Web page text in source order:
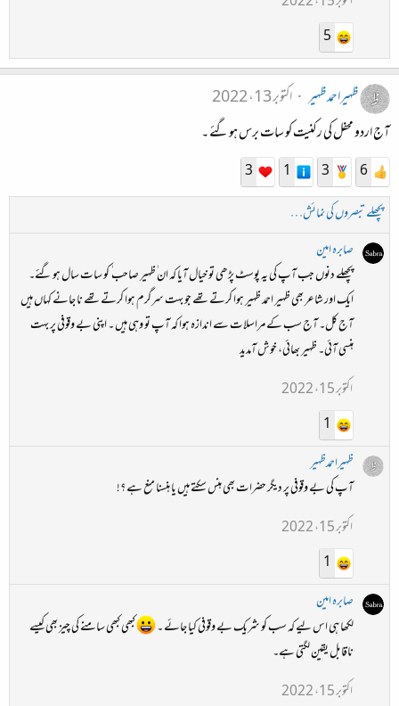
5
ظہیراحمدظہیر
اکتوبر 13، 2022
آج اردو محفل کی رکنیت کو سات برس ہوگئے ۔
6
3
1
3
پچھلے تبصروں کی نمائش…
صابرہ امین
پچھلے دنوں جب آپ کی یہ پوسٹ پڑھی تو خیال آیا کہ ان ٰظہیر صاحب ٰ کو سات سال ہو گئے۔
ایک اور شاعر بھی ظہیر احمد ظہیر ہوا کرتے تھے جو بہت سرگرم ہوا کرتے تھے نا جانے کہاں ہیں
آج کل۔ آج سب کے مراسلات سے اندازہ ہوا کہ آپ تو وہی ہیں ۔ اپنی بے وقوفی پر بہت
ہنسی آئی۔ ظہیر بھائی، خوش آمدید
اکتوبر 15، 2022
1
ظہیراحمدظہیر
آپ کی بے وقوفی پر دیگر حضرات بھی ہنس سکتے ہیں یا ہنسنا منع ہے ؟!
اکتوبر 15، 2022
1
صابرہ امین
لکھا ہی اس لیے کہ سب کو شریک بے وقوفی کیا جائے ۔
کبھی کبھی سامنے کی چیز بھی کیسے
ناقابل یقین لگتی ہے۔
اکتوبر 15، 2022